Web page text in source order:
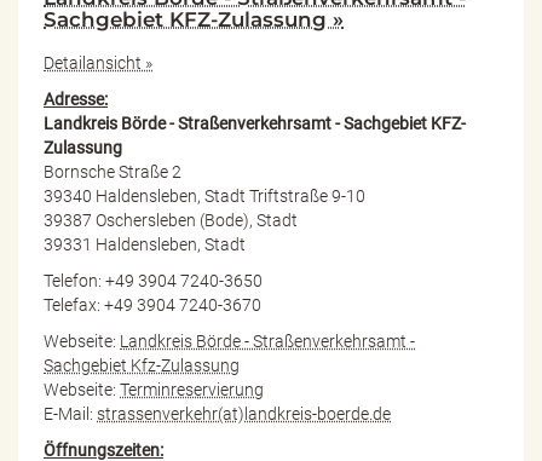
Sachgebiet KFZ-Zulassung »
Detailansicht »
Adresse:
Landkreis Börde - Straßenverkehrsamt - Sachgebiet KFZ-
Zulassung
Bornsche Straße 2
39340 Haldensleben, Stadt Triftstraße 9-10
39387 Oschersleben (Bode), Stadt
39331 Haldensleben, Stadt
Telefon: +49 3904 7240-3650
Telefax: +49 3904 7240-3670
Webseite: Landkreis Börde - Straßenverkehrsamt -
Sachgebiet Kfz-Zulassung
Webseite: Terminreservierung
E-Mail: strassenverkehr(at)landkreis-boerde.de
Öffnungszeiten: